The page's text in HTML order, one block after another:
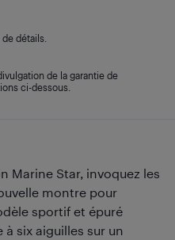
Marine Star, invoquez les
montre pour
sportif et épuré
six aiguilles sur un
détails.
de la garantie de
ci-dessous.